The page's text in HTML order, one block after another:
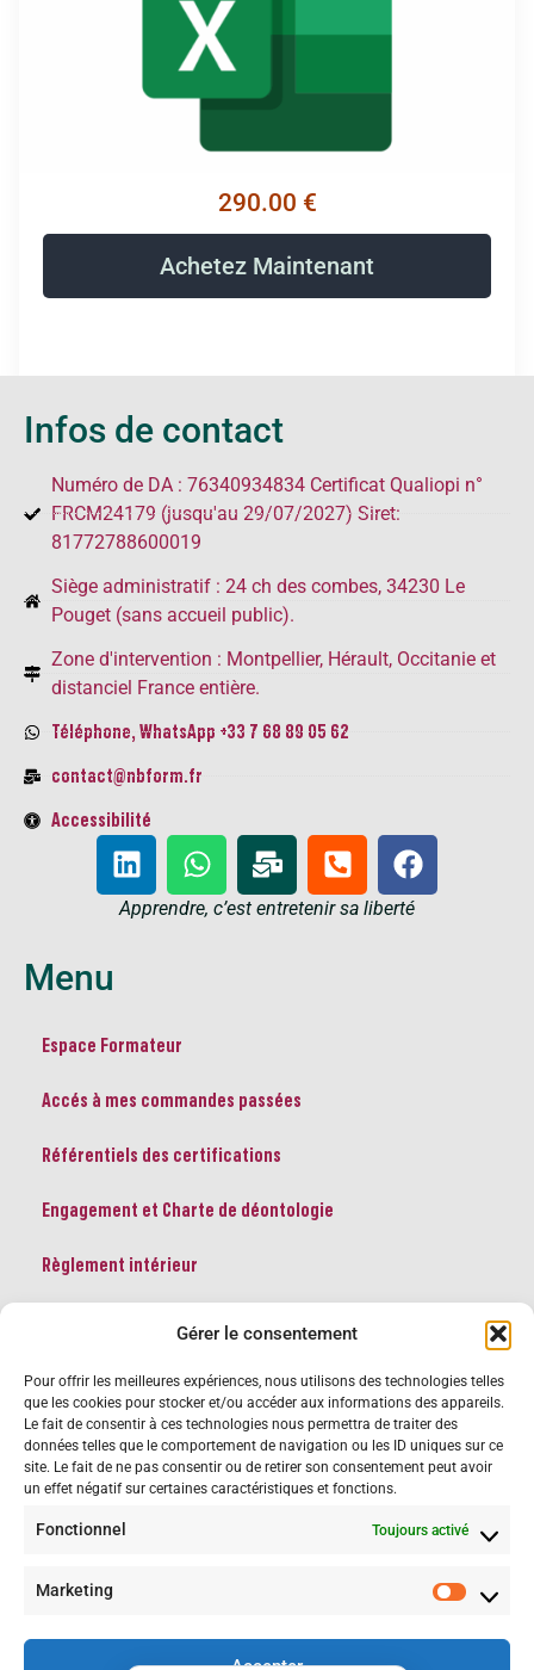
Gérer le consentement
Pour offrir les meilleures expériences, nous utilisons des technologies telles
que les cookies pour stocker et/ou accéder aux informations des appareils.
Le fait de consentir à ces technologies nous permettra de traiter des
données telles que le comportement de navigation ou les ID uniques sur ce
site. Le fait de ne pas consentir ou de retirer son consentement peut avoir
un effet négatif sur certaines caractéristiques et fonctions.
Fonctionnel Toujours activé
Marketing
290.00 €
Achetez Maintenant
Infos de contact
Numéro de DA : 76340934834 Certificat Qualiopi n°
FRCM24179 (jusqu'au 29/07/2027) Siret:
81772788600019
Siège administratif : 24 ch des combes, 34230 Le
Pouget (sans accueil public).
Zone d'intervention : Montpellier, Hérault, Occitanie et
distanciel France entière.
Téléphone, WhatsApp +33 7 68 89 05 62
contact@nbform.fr
Accessibilité
Apprendre, c’est entretenir sa liberté​
Menu
Espace Formateur
Accés à mes commandes passées
Référentiels des certifications
Engagement et Charte de déontologie
Règlement intérieur
Période de validité : 30/07/2024 – 29/07/2027